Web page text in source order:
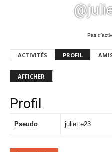
Pas
ACTIVITÉS PROFIL
AFFICHER
Profil
Pseudo juliette23